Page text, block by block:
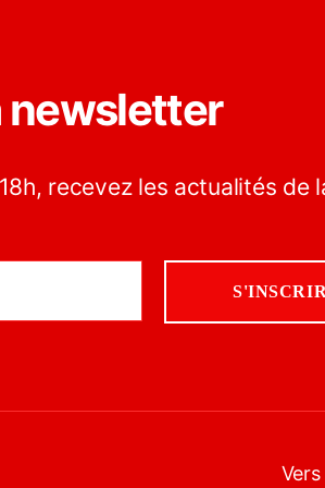
newsletter
recevez les actualités de